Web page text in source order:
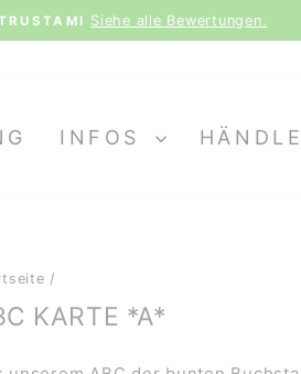
Siehe alle Bewertungen.
INFOS
/
KARTE *A*